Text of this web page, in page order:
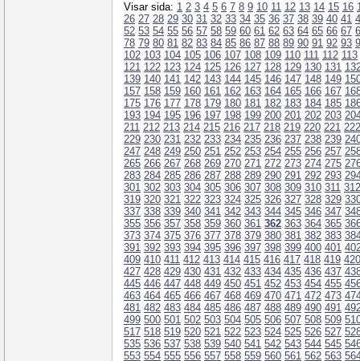
Visar sida: 1 2 3 4 5 6 7 8 9 10 11 12 13 14 15 16
26 27 28 29 30 31 32 33 34 35 36 37 38 39 40 41
52 53 54 55 56 57 58 59 60 61 62 63 64 65 66 67
78 79 80 81 82 83 84 85 86 87 88 89 90 91 92 93
102 103 104 105 106 107 108 109 110 111 112 113
121 122 123 124 125 126 127 128 129 130 131
139 140 141 142 143 144 145 146 147 148 149
157 158 159 160 161 162 163 164 165 166 167
175 176 177 178 179 180 181 182 183 184 185
193 194 195 196 197 198 199 200 201 202 203
211 212 213 214 215 216 217 218 219 220 221 222
229 230 231 232 233 234 235 236 237 238 239
247 248 249 250 251 252 253 254 255 256 257
265 266 267 268 269 270 271 272 273 274 275
283 284 285 286 287 288 289 290 291 292 293
301 302 303 304 305 306 307 308 309 310 311 312
319 320 321 322 323 324 325 326 327 328 329
337 338 339 340 341 342 343 344 345 346 347
355 356 357 358 359 360 361 362 363 364 365
373 374 375 376 377 378 379 380 381 382 383
391 392 393 394 395 396 397 398 399 400 401
409 410 411 412 413 414 415 416 417 418 419 420
427 428 429 430 431 432 433 434 435 436 437
445 446 447 448 449 450 451 452 453 454 455
463 464 465 466 467 468 469 470 471 472 473
481 482 483 484 485 486 487 488 489 490 491
499 500 501 502 503 504 505 506 507 508 509
517 518 519 520 521 522 523 524 525 526 527
535 536 537 538 539 540 541 542 543 544 545
553 554 555 556 557 558 559 560 561 562 563